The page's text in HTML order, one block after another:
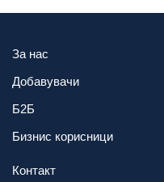
За нас
Добавувачи
Б2Б
Бизнис корисници
Контакт